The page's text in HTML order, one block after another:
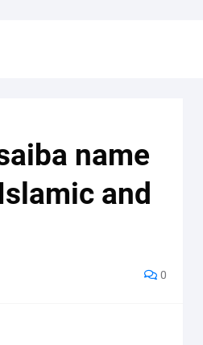
name
and
0